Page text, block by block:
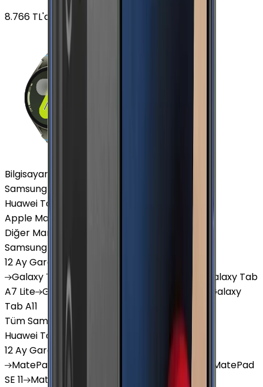
8.766 TL'den başlayan fiyatlar
Bilgisayar / Tablet
Samsung Tablet
Huawei Tablet
Apple Macbook
Diğer Markalar
Samsung Tablet
12 Ay Garanti
6 Taksit
Galaxy Tab S9 Plus Tab S10 Ultra Galaxy Tab
A7 Lite Galaxy Tab A9 Plus
Galaxy
Tab A11
Tüm Samsung Tablet'ler
Huawei Tablet
12 Ay Garanti
MatePad
11.5"S
MatePad
SE 11
MatePad